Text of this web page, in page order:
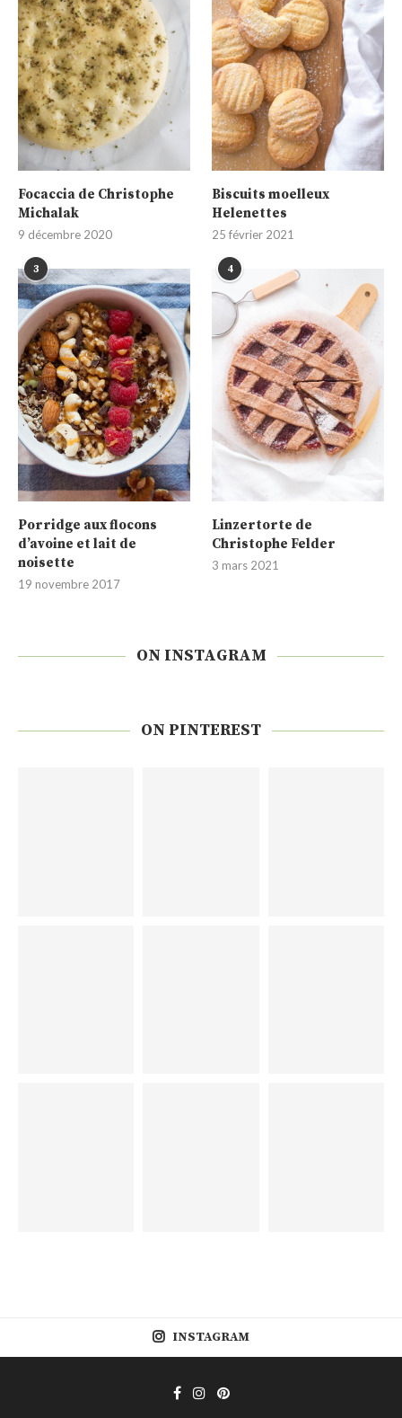
Focaccia de Christophe
Michalak
9 décembre 2020
Biscuits moelleux
Helenettes
25 février 2021
3
Porridge aux flocons
d’avoine et lait de
noisette
19 novembre 2017
4
Linzertorte de
Christophe Felder
3 mars 2021
ON INSTAGRAM
ON PINTEREST
INSTAGRAM